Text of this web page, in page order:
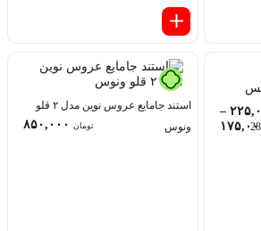
–
استند جامایع عروس نوین مدل ۲ قلو
ونوس
تومان